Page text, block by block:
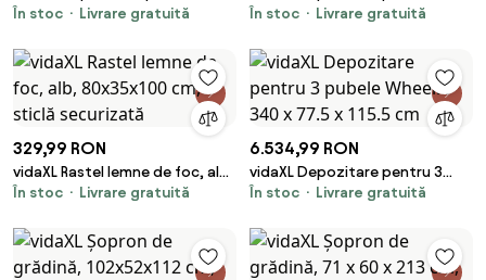
pubele Wheelie 340 x 77.5 x
În stoc Livrare gratuită
pubele Wheelie 340 x 77.5 x
În stoc Livrare gratuită
329,99 RON
vidaXL Rastel lemne de foc, alb,
80x35x100 cm, sticlă
În stoc Livrare gratuită
6.534,99 RON
vidaXL Depozitare pentru 3
pubele Wheelie 340 x 77.5 x
În stoc Livrare gratuită